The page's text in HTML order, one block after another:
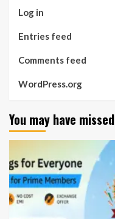
Log in
Entries feed
Comments feed
WordPress.org
You may have missed